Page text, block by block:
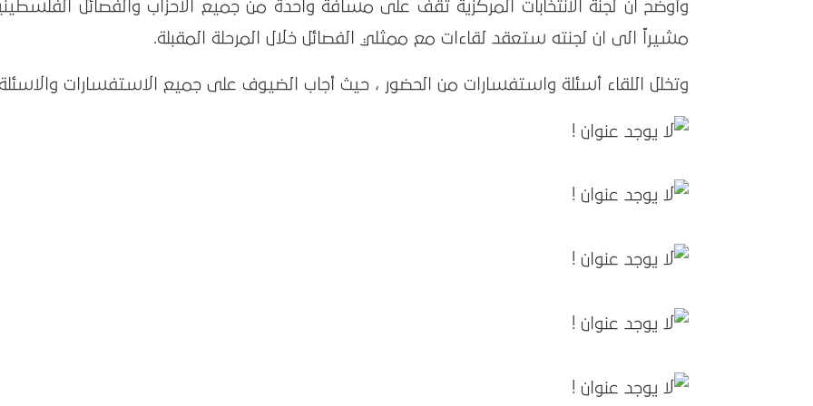
وأوضح ان لجنة الانتخابات المركزية تقف على مسافة واحدة من جميع الاحزاب والفصائل
مشيراً الى ان لجنته ستعقد لقاءات مع ممثلي الفصائل خلال المرحلة المقبلة.
وتخلل اللقاء أسئلة واستفسارات من الحضور ، حيث أجاب الضيوف على جميع الاستفسارات